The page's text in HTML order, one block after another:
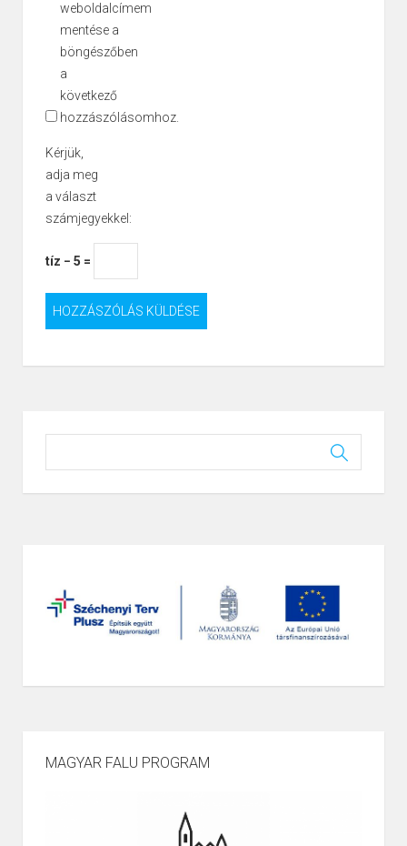
weboldalcímem
mentése a
böngészőben
a
következő
hozzászólásomhoz.
Kérjük,
adja meg
a választ
számjegyekkel:
tíz − 5 =
MAGYAR FALU PROGRAM